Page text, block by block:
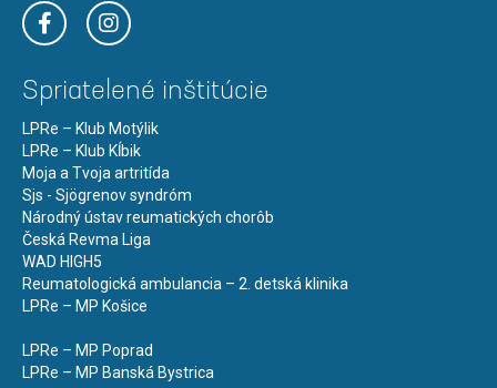
Spriatelené inštitúcie
LPRe – Klub Motýlik
LPRe – Klub Kĺbik
Moja a Tvoja artritída
Sjs - Sjögrenov syndróm
Národný ústav reumatických chorôb
Česká Revma Liga
WAD HIGH5
Reumatologická ambulancia – 2. detská klinika
LPRe – MP Košice
LPRe – MP Poprad
LPRe – MP Banská Bystrica